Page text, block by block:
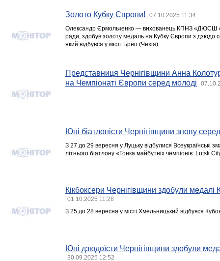
Золото Кубку Європи! 07.10.2025 11:34
Олександр Єрмольченко — вихованець КПНЗ «ДЮСШ
ради, здобув золоту медаль на Кубку Європи з дзюдо
який відбувся у місті Брно (Чехія).
Представниця Чернігівщини Анна
на Чемпіонаті Європи серед молоді
Юні біатлоністи Чернігівщини знову
З 27 до 29 вересня у Луцьку відбулися Всеукраїнські
літнього біатлону «Гонка майбутніх чемпіонів: Lutsk
Кікбоксери Чернігівщини здобули медалі
01.10.2025 11:28
З 25 до 28 вересня у місті Хмельницький відбувся
Юні дзюдоїсти Чернігівщини здобули
30.09.2025 12:52